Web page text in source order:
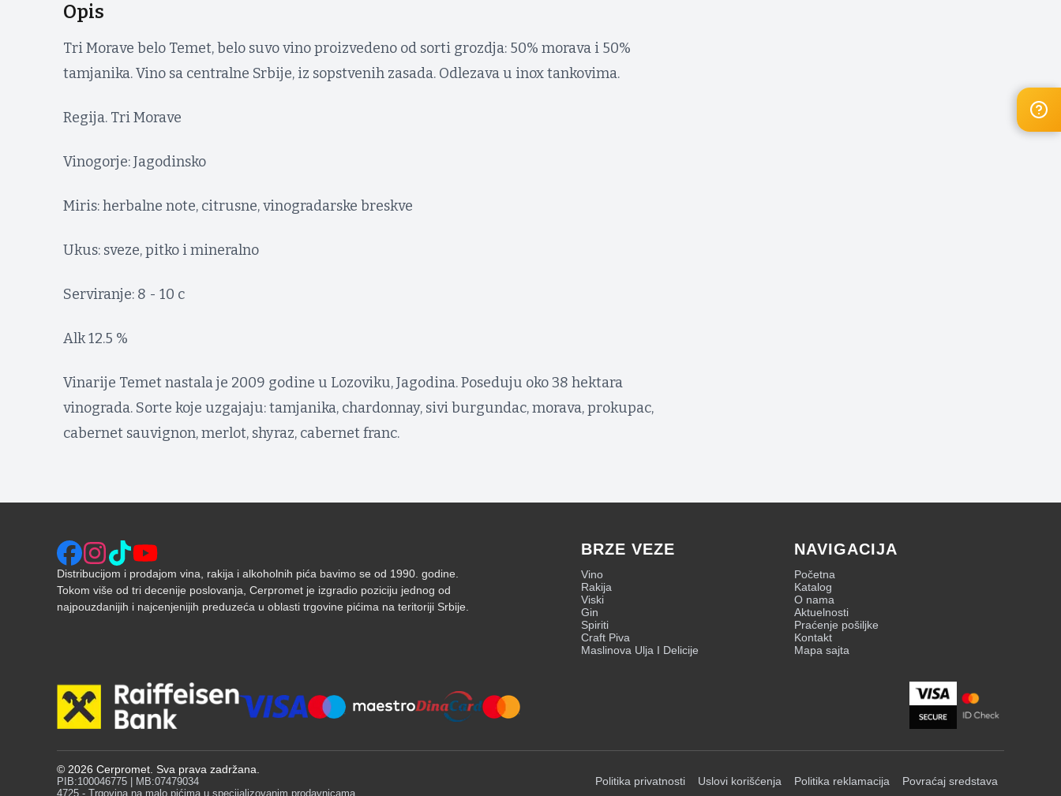
Opis
Tri Morave belo Temet, belo suvo vino proizvedeno od sorti grozdja: 50% morava i 50%
tamjanika. Vino sa centralne Srbije, iz sopstvenih zasada. Odlezava u inox tankovima.
Regija. Tri Morave
Vinogorje: Jagodinsko
Miris: herbalne note, citrusne, vinogradarske breskve
Ukus: sveze, pitko i mineralno
Serviranje: 8 - 10 c
Alk 12.5 %
Vinarije Temet nastala je 2009 godine u Lozoviku, Jagodina. Poseduju oko 38 hektara
vinograda. Sorte koje uzgajaju: tamjanika, chardonnay, sivi burgundac, morava, prokupac,
cabernet sauvignon, merlot, shyraz, cabernet franc.
Distribucijom i prodajom vina, rakija i alkoholnih pića bavimo se od 1990. godine.
Tokom više od tri decenije poslovanja, Cerpromet je izgradio poziciju jednog od
najpouzdanijih i najcenjenijih preduzeća u oblasti trgovine pićima na teritoriji Srbije.
BRZE VEZE
Vino
Rakija
Viski
Gin
Spiriti
Craft Piva
Maslinova Ulja I Delicije
NAVIGACIJA
Početna
Katalog
O nama
Aktuelnosti
Praćenje pošiljke
Kontakt
Mapa sajta
© 2026 Cerpromet. Sva prava zadržana.
PIB:100046775 | MB:07479034
4725 - Trgovina na malo pićima u specijalizovanim prodavnicama
Politika privatnosti Uslovi korišćenja Politika reklamacija Povraćaj sredstava